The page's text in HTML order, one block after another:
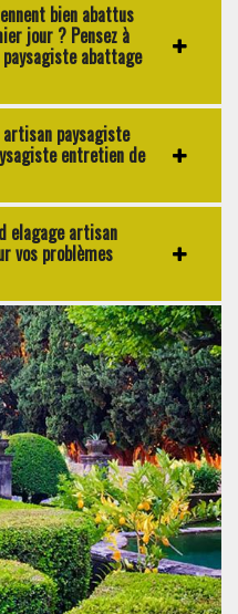
bien abattus
jour ? Pensez à
abattage
artisan paysagiste
entretien de
elagage artisan
vos problèmes